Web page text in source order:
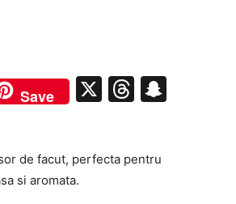
Save X Threads
de facut, perfecta pentru
si aromata.